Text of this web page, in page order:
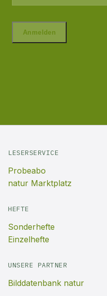
LESERSERVICE
Probeabo
natur Marktplatz
HEFTE
Sonderhefte
Einzelhefte
UNSERE PARTNER
Bilddatenbank natur